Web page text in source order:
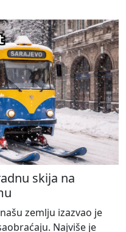
skija na
zemlju izazvao je
Najviše je